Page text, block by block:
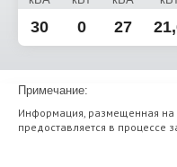
30 0 27
Примечание:
Информация, размещенная на
предоставляется в процессе